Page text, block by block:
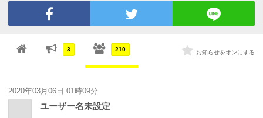
3 210 お知らせをオンにする
2020年03月06日 01時09分
ユーザー名未設定